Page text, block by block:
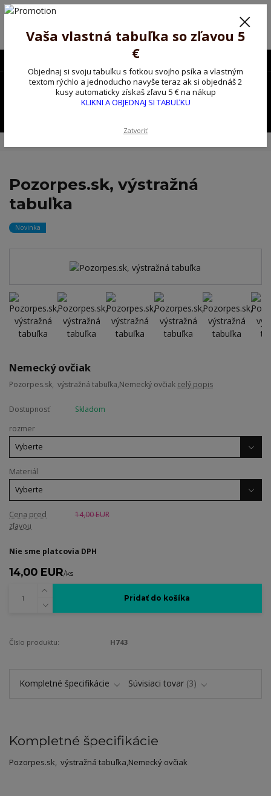
Poprosíme ctených zákazníkov o trpezlivosť, v tomto období máme
Preto sme Vám pripravili malý darček ako ospravedlnenie.
!!! ZĽAVA 5€ na PRVÚ objednávku nad 30€ s kódom pozorpes5 !!!
0,00 EUR
Pozorpes.sk, výstražná
tabuľka
Novinka
Nemecký ovčiak
Pozorpes.sk, výstražná tabuľka,Nemecký ovčiak celý popis
Dostupnosť
Skladom
rozmer
Materiál
Cena pred
zľavou
14,00 EUR
Nie sme platcovia DPH
14,00 EUR/ks
Pridať do košíka
Číslo produktu: H743
Kompletné špecifikácie Súvisiaci tovar 3
Kompletné špecifikácie
Pozorpes.sk, výstražná tabuľka,Nemecký ovčiak
Vaša vlastná tabuľka so zľavou 5
€
Objednaj si svoju tabuľku s fotkou svojho psíka a vlastným
textom rýchlo a jednoducho navyše teraz ak si objednáš 2
kusy automaticky získaš zľavu 5 € na nákup
KLIKNI A OBJEDNAJ SI TABUĽKU
Zatvoriť